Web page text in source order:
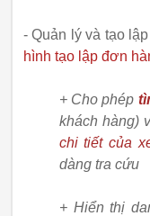
- Quản lý và tạo lập
hình tạo lập đơn
+ Cho phép
khách hàng)
chi tiết của
dàng tra cứu
+ Hiển thị